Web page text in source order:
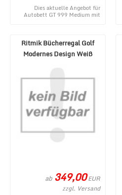
Dies aktuelle Angebot für
Autobett GT 999 Medium mit
Ritmik Bücherregal Golf
Modernes Design Weiß
ab 349,00EUR
zzgl. Versand